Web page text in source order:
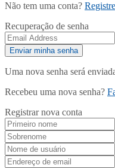
Não tem uma conta?
Recuperação de senha
Uma nova senha será
Recebeu uma nova senha?
Registrar nova conta